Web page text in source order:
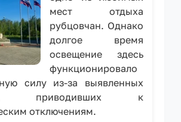
мест отдыха
рубцовчан. Однако
долгое время
освещение здесь
функционировало
силу из-за выявленных
приводивших к
отключениям.